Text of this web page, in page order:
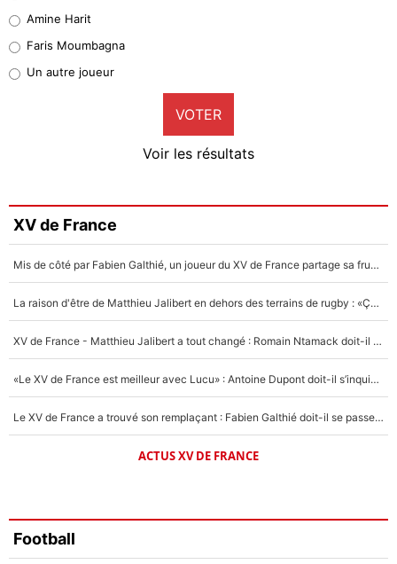
1%
9%
Faris Moumbagna
4%
Un autre joueur
5%
Amine Harit
Faris Moumbagna
Un autre joueur
VOTER
Voir les résultats
XV de France
Mis de côté par Fabien Galthié, un joueur du XV de France partage sa frustration : «ils ne me l’ont pas dit tout de suite»
La raison d'être de Matthieu Jalibert en dehors des terrains de rugby : «Ça m'atteint autant que si tu touches à un membre de ma famille»
XV de France - Matthieu Jalibert a tout changé : Romain Ntamack doit-il s’inquiéter pour sa place à un an de la Coupe du monde ?
«Le XV de France est meilleur avec Lucu» : Antoine Dupont doit-il s’inquiéter pour sa place ?
Le XV de France a trouvé son remplaçant : Fabien Galthié doit-il se passer d'Antoine Dupont ?
ACTUS XV DE FRANCE
Football